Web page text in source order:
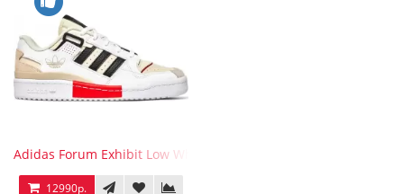
Adidas Forum Exhibit Low White Vivid Red
12990р.